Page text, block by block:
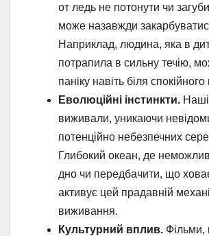
от ледь не потонути чи
може назавжди
Наприклад, людина, яка в
потрапила в сильну течію,
паніку навіть біля
Еволюційні інстинкти.
виживали, уникаючи
потенційно небезпечних
Глибокий океан, де
дно чи передбачити, що
активує цей прадавній
виживання.
Культурний вплив. Фільми,